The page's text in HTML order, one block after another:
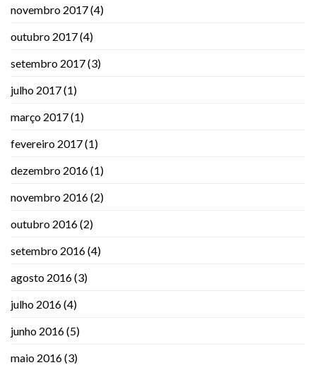
novembro 2017(4)
outubro 2017(4)
setembro 2017(3)
julho 2017(1)
março 2017(1)
fevereiro 2017(1)
dezembro 2016(1)
novembro 2016(2)
outubro 2016(2)
setembro 2016(4)
agosto 2016(3)
julho 2016(4)
junho 2016(5)
maio 2016(3)